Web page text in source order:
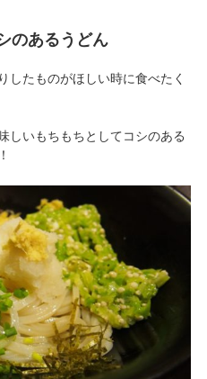
のあるうどん
したものがほしい時に食べたく
しいもちもちとしてコシのある